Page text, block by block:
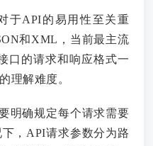
于API的易用性至关重
和XML，当前最主流
口的请求和响应格式一
理解难度。
明确规定每个请求需要
，API请求参数分为路